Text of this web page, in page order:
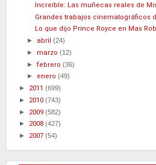
Increíble: Las muñecas reales de
Grandes trabajos cinematográficos
Lo que dijo Prince Royce en Mas
► abril(24)
► marzo(12)
►febrero(36)
► enero(49)
► 2011 (699)
► 2010 (743)
► 2009 (582)
► 2008 (427)
► 2007 (54)